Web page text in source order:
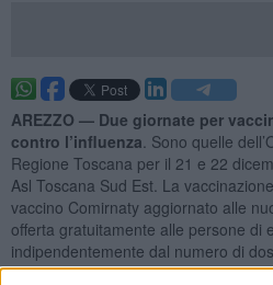
AREZZO — Due giornate per
contro l’influenza . Sono quelle
Regione Toscana per il 21 e 22
Asl Toscana Sud Est. La
vaccino Comirnaty aggiornato alle
offerta gratuitamente alle persone di
indipendentemente dal numero di
eseguito la dose precedente (o